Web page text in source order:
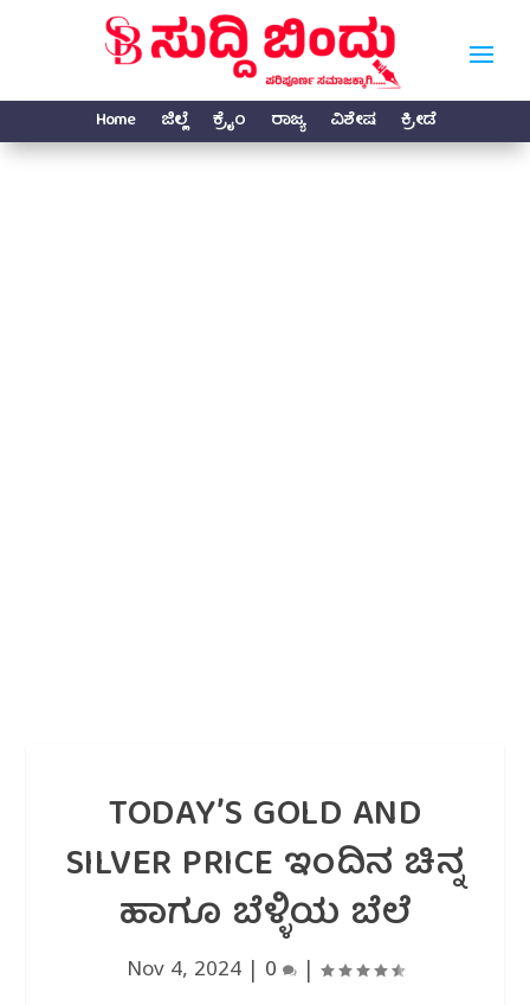
Home ಜಿಲ್ಲೆ ಕ್ರೈಂ ರಾಜ್ಯ ವಿಶೇಷ ಕ್ರೀಡೆ
TODAY’S GOLD AND
SILVER PRICE ಇಂದಿನ ಚಿನ್ನ
ಹಾಗೂ ಬೆಳ್ಳಿಯ ಬೆಲೆ
Nov 4, 2024 0